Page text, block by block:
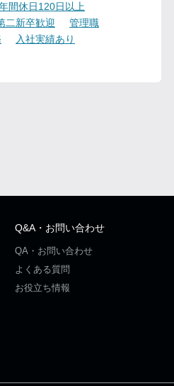
間休日120日以上
二新卒歓迎
管理職
入社実績あり
Q&A・お問い合わせ
QA・お問い合わせ
よくある質問
お役立ち情報